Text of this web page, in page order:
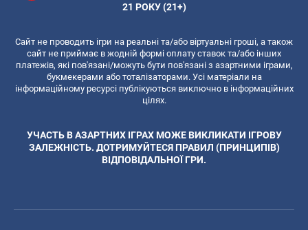
21 РОКУ (21+)
Сайт не проводить ігри на реальні та/або віртуальні гроші, а також
сайт не приймає в жодній формі оплату ставок та/або інших
платежів, які пов'язані/можуть бути пов'язані з азартними іграми,
букмекерами або тоталізаторами. Усі матеріали на
інформаційному ресурсі публікуються виключно в інформаційних
цілях.
УЧАСТЬ В АЗАРТНИХ ІГРАХ МОЖЕ ВИКЛИКАТИ ІГРОВУ
ЗАЛЕЖНІСТЬ. ДОТРИМУЙТЕСЯ ПРАВИЛ (ПРИНЦИПІВ)
ВІДПОВІДАЛЬНОЇ ГРИ.